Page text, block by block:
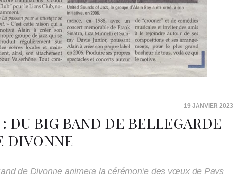
19 JANVIER 2023
DU BIG BAND DE BELLEGARDE
DIVONNE
de Divonne animera la cérémonie des vœux de Pays